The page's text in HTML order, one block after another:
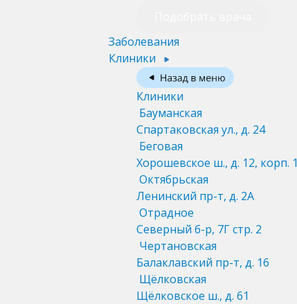
Заболевания
Клиники
Клиники
Бауманская
Спартаковская ул., д. 24
Беговая
Хорошевское ш., д. 12, корп. 1
Октябрьская
Ленинский пр-т, д. 2А
Отрадное
Северный б-р, 7Г стр. 2
Чертановская
Балаклавский пр-т, д. 16
Щёлковская
Щёлковское ш., д. 61